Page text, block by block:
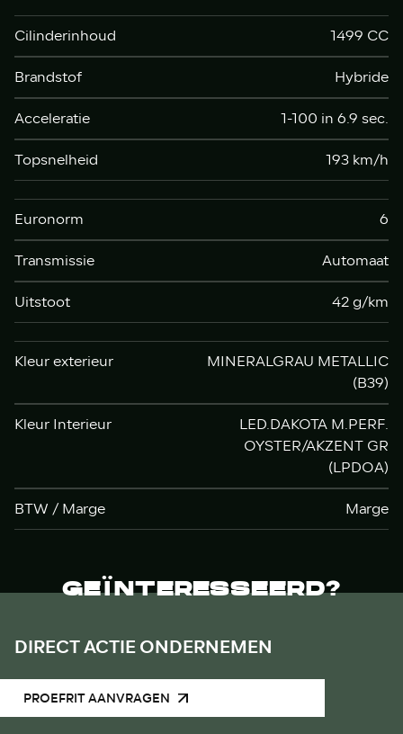
Cilinderinhoud
1499 CC
Brandstof
Hybride
Acceleratie
1-100 in 6.9 sec.
Topsnelheid
193 km/h
Euronorm
6
Transmissie
Automaat
Uitstoot
42 g/km
Kleur exterieur
MINERALGRAU METALLIC
(B39)
Kleur Interieur
LED.DAKOTA M.PERF.
OYSTER/AKZENT GR
(LPDOA)
BTW / Marge
Marge
GEÏNTERESSEERD?
DIRECT ACTIE ONDERNEMEN
PROEFRIT AANVRAGEN